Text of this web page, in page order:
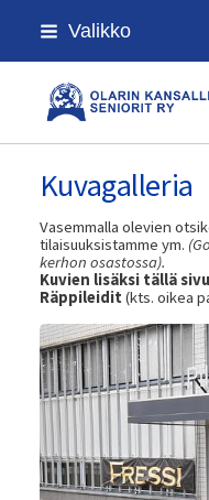
Siirry
sivun
Valikko
Kuvagalleria
Vasemmalla olevien
tilaisuuksistamme ym.
kerhon osastossa).
Kuvien lisäksi tällä
Räppileidit (kts. oikea